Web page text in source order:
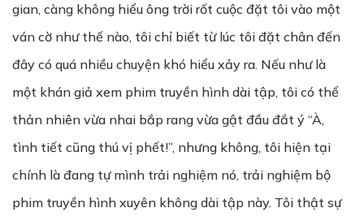
gian, càng không hiểu ông trời rốt cuộc đặt tôi vào một
ván cờ như thế nào, tôi chỉ biết từ lúc tôi đặt chân đến
đây có quá nhiều chuyện khó hiểu xảy ra. Nếu như là
một khán giả xem phim truyền hình dài tập, tôi có thể
thản nhiên vừa nhai bắp rang vừa gật đầu đắt ý “À,
tình tiết cũng thú vị phết!”, nhưng không, tôi hiện tại
chính là đang tự mình trải nghiệm nó, trải nghiệm bộ
phim truyền hình xuyên không dài tập này. Tôi thật sự